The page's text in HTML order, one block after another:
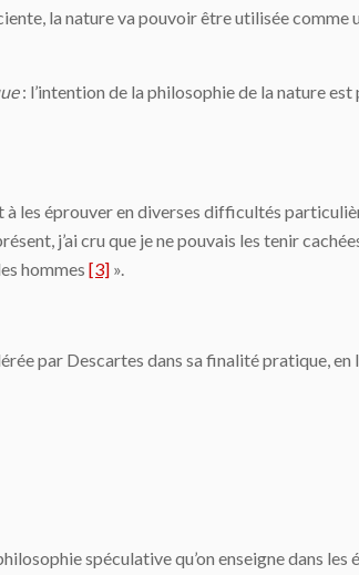
la nature va pouvoir être utilisée comme
: l’intention de la philosophie de la nature est
les éprouver en diverses difficultés
j’ai cru que je ne pouvais les tenir
hommes [3] ».
par Descartes dans sa finalité pratique, en
spéculative qu’on enseigne dans les